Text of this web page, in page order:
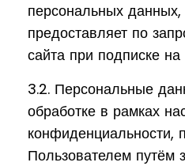
персональных
предоставляет по
сайта при подписке на
3.2. Персональные
обработке в рамках
конфиденциальности,
Пользователем путём